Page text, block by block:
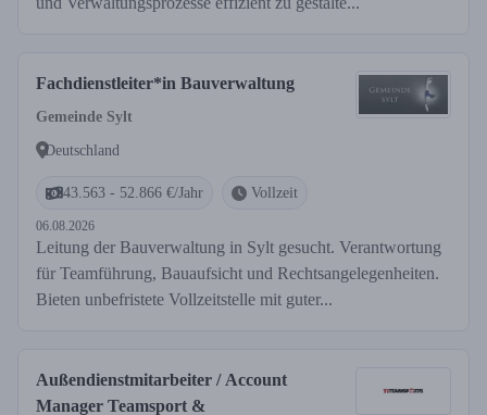
Fachdienstleiter*in Bauverwaltung
Gemeinde Sylt
Deutschland
43.563 - 52.866 €/Jahr Vollzeit
06.08.2026
Leitung der Bauverwaltung in Sylt gesucht. Verantwortung
für Teamführung, Bauaufsicht und Rechtsangelegenheiten.
Bieten unbefristete Vollzeitstelle mit guter...
Außendienstmitarbeiter / Account
Manager Teamsport &